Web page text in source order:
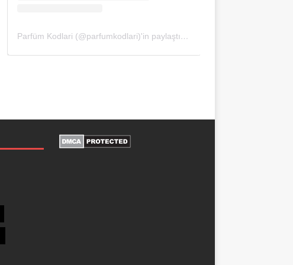
Parfüm Kodlari (@parfumkodlari)'in paylaştığı bir gönderi